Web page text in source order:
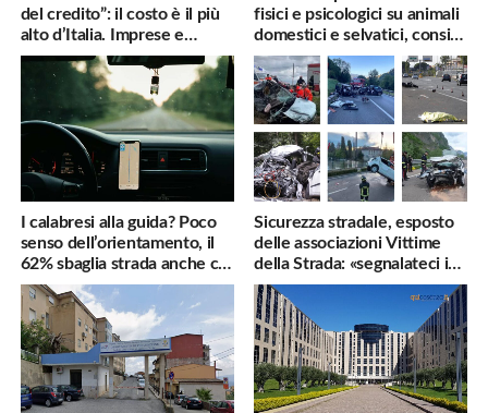
del credito”: il costo è il più
alto d’Italia. Imprese e
famiglie penalizzate
fisici e psicologici su animali
domestici e selvatici, consigli
utili
I calabresi alla guida? Poco
senso dell’orientamento, il
62% sbaglia strada anche col
navigatore
Sicurezza stradale, esposto
delle associazioni Vittime
della Strada: «segnalateci i
pericoli, interverremo
subito»